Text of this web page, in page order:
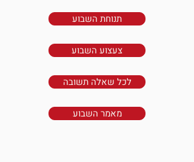
תנוחת השבוע
צעצוע השבוע
לכל שאלה תשובה
מאמר השבוע